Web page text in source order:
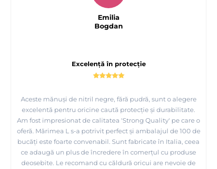
Excelență în protecție
Aceste mănuși de nitril negre, fără pudră, sunt o alegere
excelentă pentru oricine caută protecție și durabilitate.
Am fost impresionat de calitatea 'Strong Quality' pe care o
oferă. Mărimea L s-a potrivit perfect și ambalajul de 100 de
bucăți este foarte convenabil. Sunt fabricate în Italia, ceea
ce adaugă un plus de încredere în comerțul cu produse
deosebite. Le recomand cu căldură oricui are nevoie de
Emilia
Bogdan